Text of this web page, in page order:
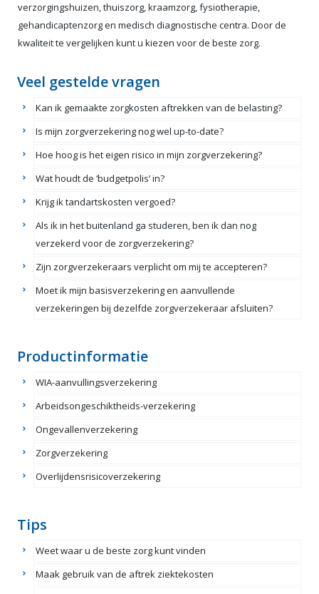
verzorgingshuizen, thuiszorg, kraamzorg, fysiotherapie,
gehandicaptenzorg en medisch diagnostische centra. Door de
kwaliteit te vergelijken kunt u kiezen voor de beste zorg.
Veel gestelde vragen
Kan ik gemaakte zorgkosten aftrekken van de belasting?
Is mijn zorgverzekering nog wel up-to-date?
Hoe hoog is het eigen risico in mijn zorgverzekering?
Wat houdt de ‘budgetpolis’ in?
Krijg ik tandartskosten vergoed?
Als ik in het buitenland ga studeren, ben ik dan nog
verzekerd voor de zorgverzekering?
Zijn zorgverzekeraars verplicht om mij te accepteren?
Moet ik mijn basisverzekering en aanvullende
verzekeringen bij dezelfde zorgverzekeraar afsluiten?
Productinformatie
WIA-aanvullingsverzekering
Arbeidsongeschiktheids-verzekering
Ongevallenverzekering
Zorgverzekering
Overlijdensrisicoverzekering
Tips
Weet waar u de beste zorg kunt vinden
Maak gebruik van de aftrek ziektekosten